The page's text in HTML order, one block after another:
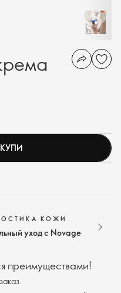
КУПИ
КОЖИ
уход с Novage
преимуществами!